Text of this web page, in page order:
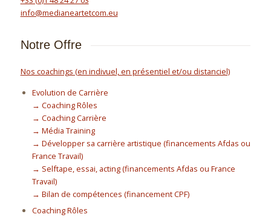
info@medianeartetcom.eu
Notre Offre
Nos coachings (en indivuel, en présentiel et/ou distanciel)
Evolution de Carrière
→ Coaching Rôles
→ Coaching Carrière
→ Média Training
→ Développer sa carrière artistique (financements Afdas ou
France Travail)
→ Selftape, essai, acting (financements Afdas ou France
Travail)
→ Bilan de compétences (financement CPF)
Coaching Rôles